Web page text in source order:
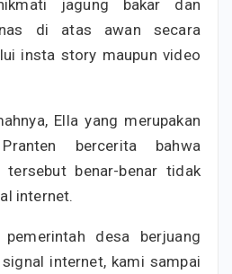
jagung bakar dan
di atas awan secara
insta story maupun video
Ella yang merupakan
bercerita bahwa
tersebut benar-benar tidak
internet.
desa berjuang
internet, kami sampai